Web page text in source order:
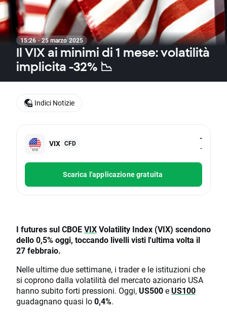
15:26 · 25 marzo 2025
Il VIX ai minimi di 1 mese: volatilità
implicita -32% 📉
VIX CFD
-
-
Scarica l'applicazione gratuita
I futures sul CBOEVIXVolatility Index (VIX) scendono
dello 0,5% oggi, toccando livelli visti l'ultima volta il
27 febbraio.
Nelle ultime due settimane, i trader e le istituzioni che
si coprono dalla volatilità del mercato azionario USA
hanno subito forti pressioni. Oggi, US500e US100
guadagnano quasi lo0,4%.
Indici Notizie